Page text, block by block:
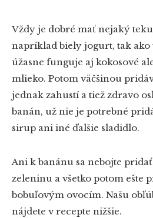
Vždy je dobré mať nejaký
napríklad biely jogurt, tak ako
úžasne funguje aj kokosové
mlieko. Potom väčšinou
jednak zahustí a tiež zdravo
banán, už nie je potrebné
sirup ani iné ďalšie sladidlo.
Ani k banánu sa nebojte
zeleninu a všetko potom ešte
bobuľovým ovocím. Našu
nájdete v recepte nižšie.